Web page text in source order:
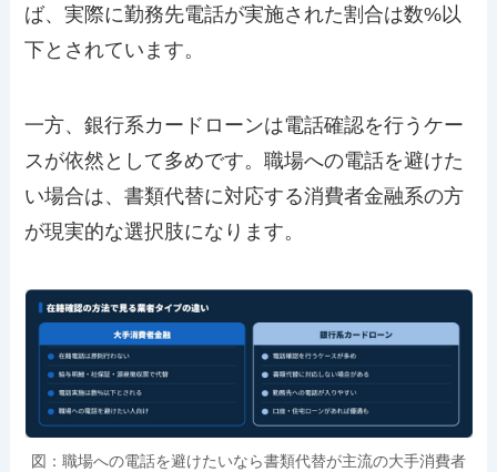
ば、実際に勤務先電話が実施された割合は数%以
下とされています。
一方、銀行系カードローンは電話確認を行うケー
スが依然として多めです。職場への電話を避けた
い場合は、書類代替に対応する消費者金融系の方
が現実的な選択肢になります。
図：職場への電話を避けたいなら書類代替が主流の大手消費者